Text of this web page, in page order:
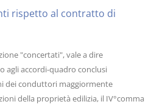
rispetto al contratto di
"concertati", vale a dire
agli accordi-quadro conclusi
dei conduttori maggiormente
della proprietà edilizia, il IV°comma